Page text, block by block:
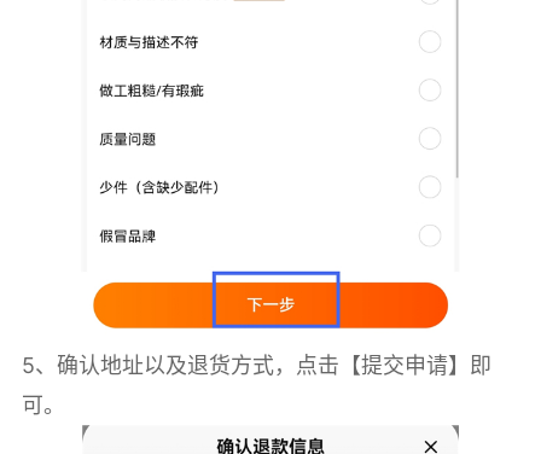
5、确认地址以及退货方式，点击【提交申请】即
可。